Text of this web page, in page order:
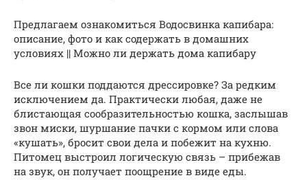
Предлагаем ознакомиться Водосвинка капибара:
описание, фото и как содержать в домашних
условиях || Можно ли держать дома капибару
Все ли кошки поддаются дрессировке? За редким
исключением да. Практически любая, даже не
блистающая сообразительностью кошка, заслышав
звон миски, шуршание пачки с кормом или слова
«кушать», бросит свои дела и побежит на кухню.
Питомец выстроил логическую связь – прибежав
на звук, он получает поощрение в виде еды.